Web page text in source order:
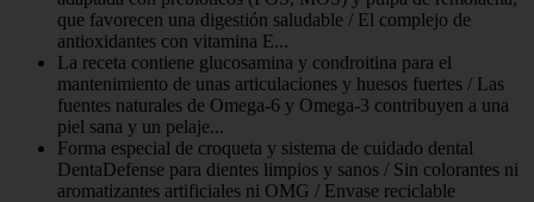
que favorecen una digestión saludable / El complejo de
antioxidantes con vitamina E...
La receta contiene glucosamina y condroitina para el
mantenimiento de unas articulaciones y huesos fuertes / Las
fuentes naturales de Omega-6 y Omega-3 contribuyen a una
piel sana y un pelaje...
Forma especial de croqueta y sistema de cuidado dental
DentaDefense para dientes limpios y sanos / Sin colorantes ni
aromatizantes artificiales ni OMG / Envase reciclable